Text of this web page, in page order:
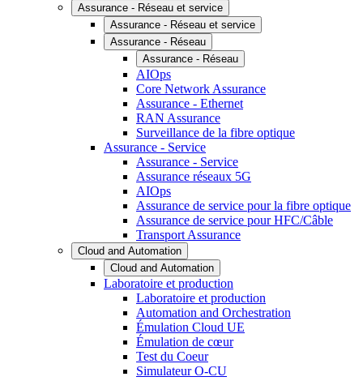
Assurance - Réseau et service
Assurance - Réseau et service
Assurance - Réseau
Assurance - Réseau
AIOps
Core Network Assurance
Assurance - Ethernet
RAN Assurance
Surveillance de la fibre optique
Assurance - Service
Assurance - Service
Assurance réseaux 5G
AIOps
Assurance de service pour la fibre optique
Assurance de service pour HFC/Câble
Transport Assurance
Cloud and Automation
Cloud and Automation
Laboratoire et production
Laboratoire et production
Automation and Orchestration
Émulation Cloud UE
Émulation de cœur
Test du Coeur
Simulateur O-CU